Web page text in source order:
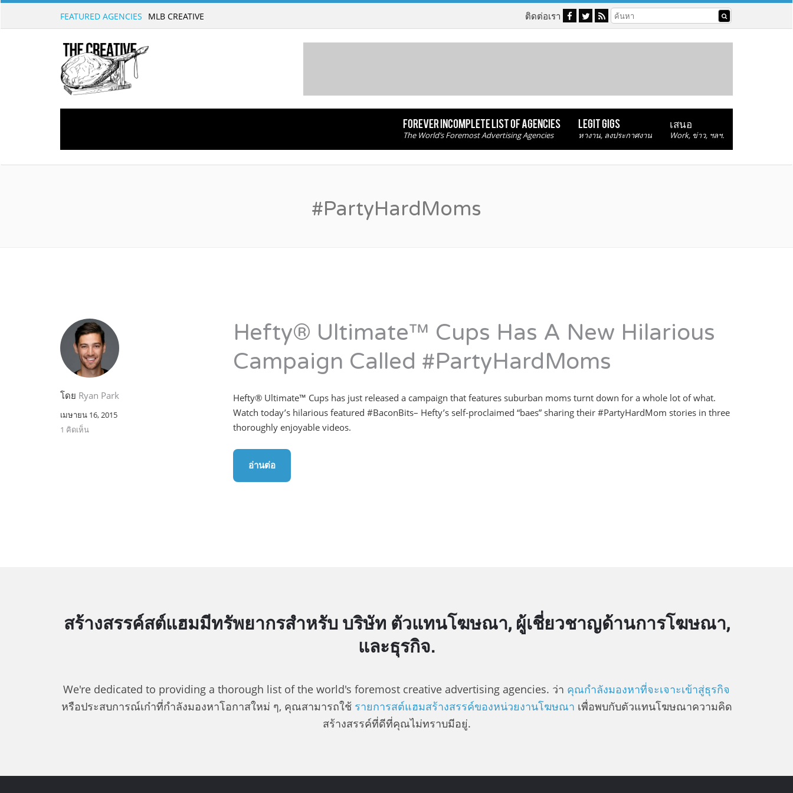
FEATURED AGENCIES MLB CREATIVE ติดต่อเรา
FOREVER INCOMPLETE LIST OF AGENCIES
The World’s Foremost Advertising Agencies
LEGIT GIGS
หางาน, ลงประกาศงาน
เสนอ
Work, ข่าว, ฯลฯ.
#PartyHardMoms
โดย Ryan Park
เมษายน 16, 2015
1 คิดเห็น
Hefty® Ultimate™ Cups Has A New Hilarious
Campaign Called #PartyHardMoms
Hefty® Ultimate™ Cups has just released a campaign that features suburban moms turnt down for a whole lot of what.
Watch today’s hilarious featured #BaconBits– Hefty’s self-proclaimed “baes” sharing their #PartyHardMom stories in three
thoroughly enjoyable videos.
อ่านต่อ
สร้างสรรค์สต์แฮมมีทรัพยากรสำหรับ บริษัท ตัวแทนโฆษณา, ผู้เชี่ยวชาญด้านการโฆษณา,
และธุรกิจ.
We're dedicated to providing a thorough list of the world's foremost creative advertising agencies. ว่า คุณกำลังมองหาที่จะเจาะเข้าสู่ธุรกิจ
หรือประสบการณ์เก๋าที่กำลังมองหาโอกาสใหม่ ๆ, คุณสามารถใช้ รายการสต์แฮมสร้างสรรค์ของหน่วยงานโฆษณา เพื่อพบกับตัวแทนโฆษณาความคิด
สร้างสรรค์ที่ดีที่คุณไม่ทราบมีอยู่.